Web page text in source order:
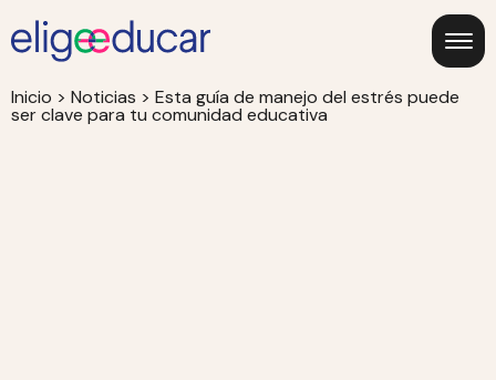
Inicio > Noticias > Esta guía de manejo del estrés puede
ser clave para tu comunidad educativa